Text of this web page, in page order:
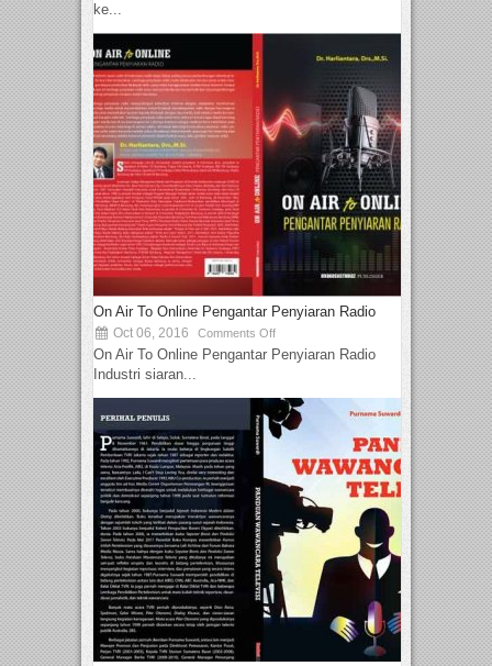
ke...
On Air To Online Pengantar Penyiaran Radio
Oct 06, 2016 Comments Off
On Air To Online Pengantar Penyiaran Radio
Industri siaran...